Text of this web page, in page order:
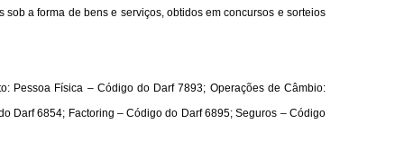
a forma de bens e serviços, obtidos em concursos e sorteios
Pessoa Física – Código do Darf 7893; Operações de Câmbio:
Darf 6854; Factoring – Código do Darf 6895; Seguros – Código